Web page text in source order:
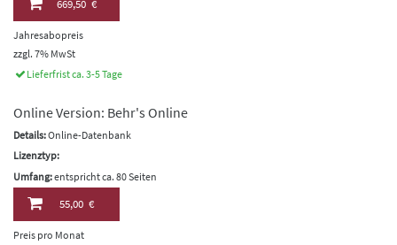
669,50 €
Jahresabopreis
zzgl. 7% MwSt
Lieferfrist ca. 3-5 Tage
Online Version: Behr's Online
Details:Online-Datenbank
Lizenztyp:
Umfang:entspricht ca. 80 Seiten
55,00 €
Preis pro Monat